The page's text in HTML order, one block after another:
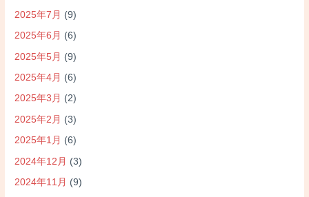
2025年7月 (9)
2025年6月 (6)
2025年5月 (9)
2025年4月 (6)
2025年3月 (2)
2025年2月 (3)
2025年1月 (6)
2024年12月 (3)
2024年11月 (9)